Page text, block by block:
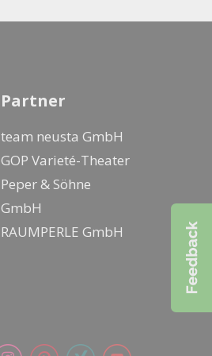
Partner
team neusta GmbH
GOP Varieté-Theater
Peper & Söhne
GmbH
RAUMPERLE GmbH